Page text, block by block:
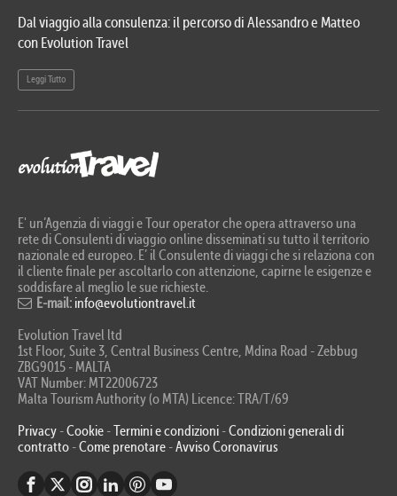
Dal viaggio alla consulenza: il percorso di Alessandro e Matteo
con Evolution Travel
Leggi Tutto
E' un’Agenzia di viaggi e Tour operator che opera attraverso una
rete di Consulenti di viaggio online disseminati su tutto il territorio
nazionale ed europeo. E’ il Consulente di viaggi che si relaziona con
il cliente finale per ascoltarlo con attenzione, capirne le esigenze e
soddisfare al meglio le sue richieste.
E-mail: info@evolutiontravel.it
Evolution Travel ltd
1st Floor, Suite 3, Central Business Centre, Mdina Road - Zebbug
ZBG9015 - MALTA
VAT Number: MT22006723
Malta Tourism Authority (o MTA) Licence: TRA/T/69
Privacy -Cookie -Termini e condizioni -Condizioni generali di
contratto -Come prenotare -Avviso Coronavirus